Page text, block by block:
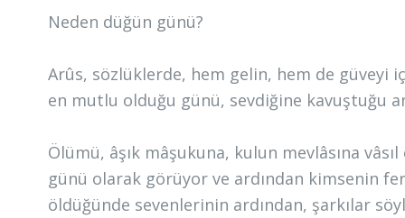
Neden düğün günü?
Arûs, sözlüklerde, hem gelin, hem de güveyi
en mutlu olduğu günü, sevdiğine kavuştuğu
Ölümü, âşık mâşukuna, kulun mevlâsına
günü olarak görüyor ve ardından kimsenin
öldüğünde sevenlerinin ardından, şarkılar